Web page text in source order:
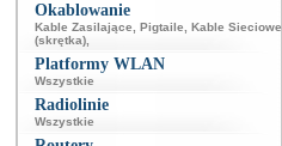
Okablowanie
Kable Zasilające Pigtaile
Kable Sieciowe
(skrętka)
Platformy WLAN
Wszystkie
Radiolinie
Wszystkie